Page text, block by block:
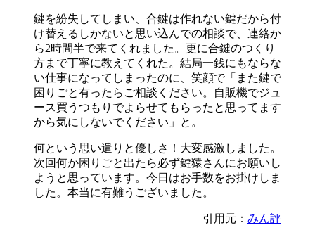
鍵を紛失してしまい、合鍵は作れない鍵だから付
け替えるしかないと思い込んでの相談で、連絡か
ら2時間半で来てくれました。更に合鍵のつくり
方まで丁寧に教えてくれた。結局一銭にもならな
い仕事になってしまったのに、笑顔で「また鍵で
困りごと有ったらご相談ください。自販機でジュ
ース買うつもりでよらせてもらったと思ってます
から気にしないでください」と。
何という思い遣りと優しさ！大変感激しました。
次回何か困りごと出たら必ず鍵猿さんにお願いし
ようと思っています。今日はお手数をお掛けしま
した。本当に有難うございました。
引用元： みん評